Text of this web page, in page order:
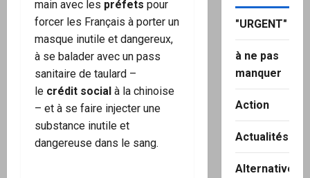
main avec les préfets pour
forcer les Français à porter un
masque inutile et dangereux,
à se balader avec un pass
sanitaire de taulard –
le crédit social à la chinoise
– et à se faire injecter une
substance inutile et
dangereuse dans le sang.
"URGENT"
à ne pas
manquer
Action
Actualités
Alternatives